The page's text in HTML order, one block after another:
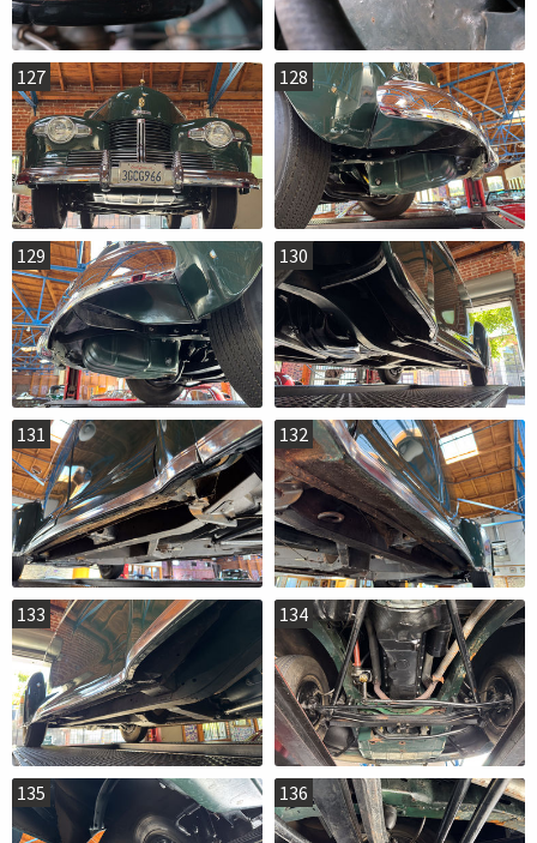
127 128
129 130
131 132
133 134
135 136